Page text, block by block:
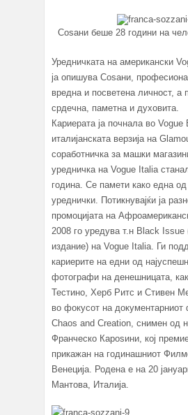
Соѕани беше 28 години на
Уредничката на американски
ја опишува Соѕани,
вредна и посветена личност, а
срдечна, паметна и духовита.
Кариерата ја почнала во Vogue
италијанската верзија на
соработничка за машки
уредничка на Vogue Italia
година. Се памети како една од
уреднички. Потикнувајќи ја
промоцијата на
2008 го уредува т.н Black Issue
издание) на Vogue Italia. Ги
кариерите на едни од
фотографи на денешницата,
Тестино, Херб Ритс и Стивен
во фокусот на
Chaos and Creation, снимен од
Франческо Кароѕини, кој
прикажан на годинашниот
Венеција. Родена е на 20
Мантова, Италија.